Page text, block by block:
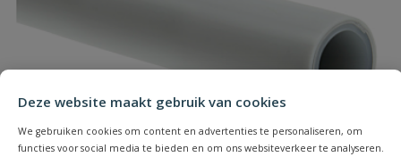
Deze website maakt gebruik van cookies
We gebruiken cookies om content en advertenties te personaliseren, om
functies voor social media te bieden en om ons websiteverkeer te analyseren.
Samenvatting
Beoordeling